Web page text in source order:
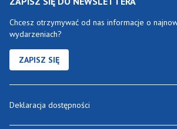
Chcesz otrzymywać od nas informacje o
wydarzeniach?
ZAPISZ SIĘ
Deklaracja dostępności